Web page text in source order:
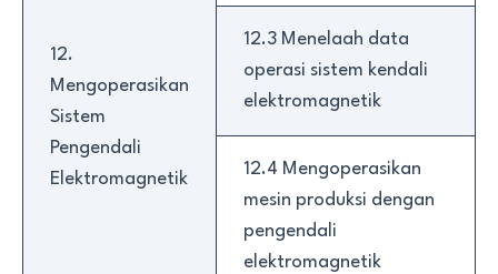
12.
Mengoperasikan
Sistem
Pengendali
Elektromagnetik
12.3 Menelaah data
operasi sistem kendali
elektromagnetik
12.4 Mengoperasikan
mesin produksi dengan
pengendali
elektromagnetik